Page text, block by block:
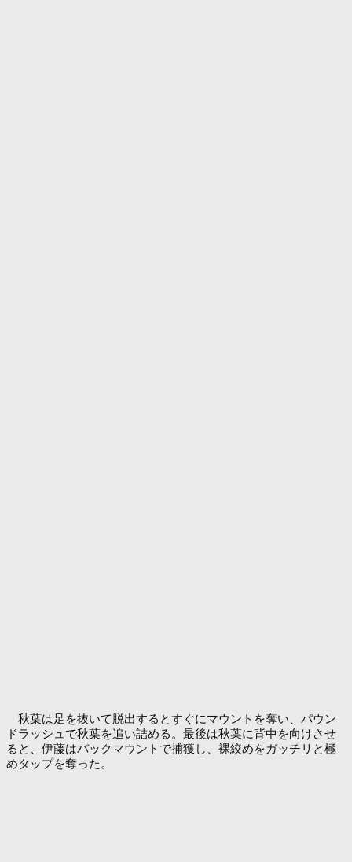
秋葉は足を抜いて脱出するとすぐにマウントを奪い、パウン
ドラッシュで秋葉を追い詰める。最後は秋葉に背中を向けさせ
ると、伊藤はバックマウントで捕獲し、裸絞めをガッチリと極
めタップを奪った。